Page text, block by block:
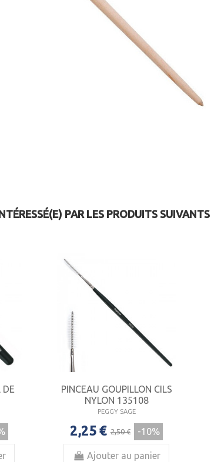
PAR LES PRODUITS SUIVANTS
DE
PINCEAU GOUPILLON CILS
NYLON 135108
PEGGY SAGE
2,25 € 2,50 € -10%
Ajouter au panier